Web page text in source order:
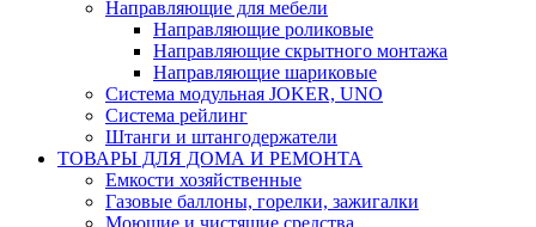
Направляющие для мебели
Направляющие роликовые
Направляющие скрытного монтажа
Направляющие шариковые
Система модульная JOKER, UNO
Система рейлинг
Штанги и штангодержатели
ТОВАРЫ ДЛЯ ДОМА И РЕМОНТА
Емкости хозяйственные
Газовые баллоны, горелки, зажигалки
Моющие и чистящие средства